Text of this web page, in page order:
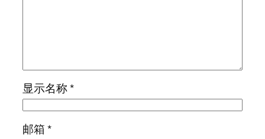
显示名称*
邮箱*